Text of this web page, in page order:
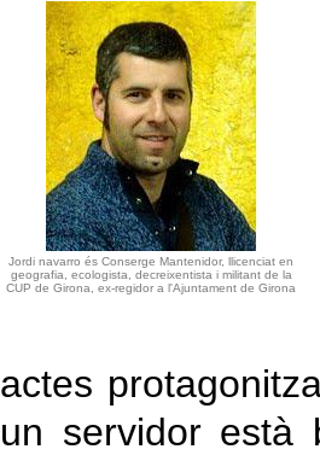
Jordi navarro és Conserge Mantenidor, llicenciat en
geografia, ecologista, decreixentista i militant de la
CUP de Girona, ex-regidor a l'Ajuntament de Girona
actes
un servidor està